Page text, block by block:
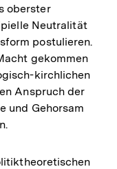
oberster
Neutralität
postulieren.
gekommen
kirchlichen
Anspruch der
und Gehorsam